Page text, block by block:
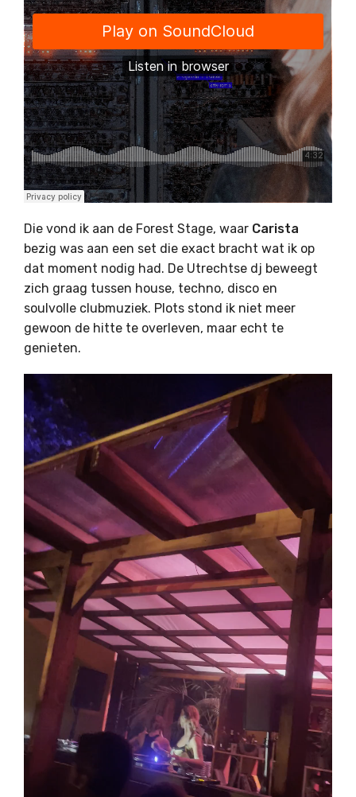
Die vond ik aan de Forest Stage, waar Carista
bezig was aan een set die exact bracht wat ik op
dat moment nodig had. De Utrechtse dj beweegt
zich graag tussen house, techno, disco en
soulvolle clubmuziek. Plots stond ik niet meer
gewoon de hitte te overleven, maar echt te
genieten.